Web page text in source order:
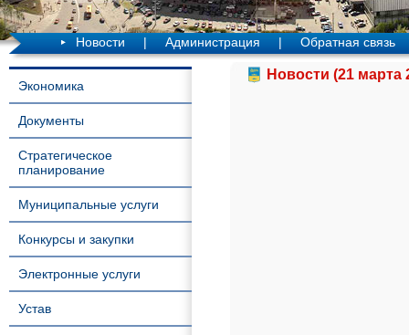
Новости | Администрация | Обратная связь
Экономика
Документы
Стратегическое
планирование
Муниципальные услуги
Конкурсы и закупки
Электронные услуги
Устав
Новости (21 марта